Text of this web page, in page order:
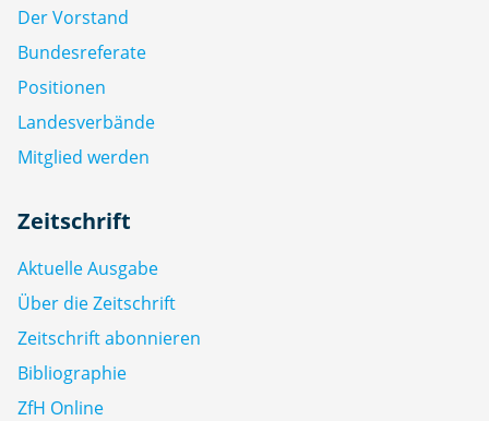
Der Vorstand
Bundesreferate
Positionen
Landesverbände
Mitglied werden
Zeitschrift
Aktuelle Ausgabe
Über die Zeitschrift
Zeitschrift abonnieren
Bibliographie
ZfH Online